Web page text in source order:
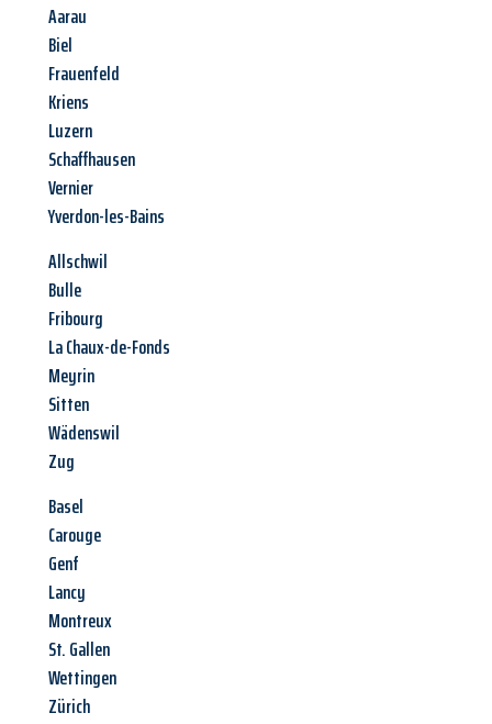
Aarau
Biel
Frauenfeld
Kriens
Luzern
Schaffhausen
Vernier
Yverdon-les-Bains
Allschwil
Bulle
Fribourg
La Chaux-de-Fonds
Meyrin
Sitten
Wädenswil
Zug
Basel
Carouge
Genf
Lancy
Montreux
St. Gallen
Wettingen
Zürich